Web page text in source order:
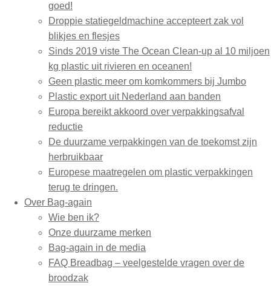
goed!
Droppie statiegeldmachine accepteert zak vol
blikjes en flesjes
Sinds 2019 viste The Ocean Clean-up al 10 miljoen
kg plastic uit rivieren en oceanen!
Geen plastic meer om komkommers bij Jumbo
Plastic export uit Nederland aan banden
Europa bereikt akkoord over verpakkingsafval
reductie
De duurzame verpakkingen van de toekomst zijn
herbruikbaar
Europese maatregelen om plastic verpakkingen
terug te dringen.
Over Bag-again
Wie ben ik?
Onze duurzame merken
Bag-again in de media
FAQ Breadbag – veelgestelde vragen over de
broodzak